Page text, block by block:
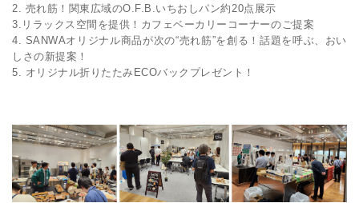
2. 売れ筋！関東広域のO.F.B.いちおしパン約20点展示
3.リラックス空間を提供！カフェベーカリーコーナーのご提案
4. SANWAオリジナル商品が次の“売れ筋”を創る！話題を呼ぶ、おい
しさの新提案！
5. オリジナル折りたたみECOバックプレゼント！